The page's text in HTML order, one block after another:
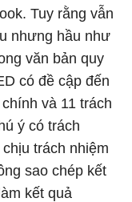
Tuy rằng vẫn
nhưng hầu như
văn bản quy
có đề cập đến
và 11 trách
ý có trách
trách nhiệm
sao chép kết
kết quả